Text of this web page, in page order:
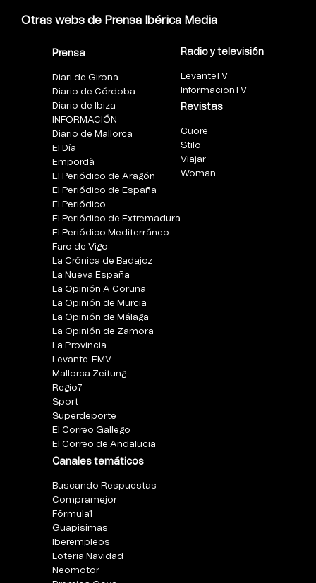
Otras webs de Prensa Ibérica Media
Prensa
Diari de Girona
Diario de Córdoba
Diario de Ibiza
INFORMACIÓN
Diario de Mallorca
El Día
Empordà
El Periódico de Aragón
El Periódico de España
El Periódico
El Periódico de Extremadura
El Periódico Mediterráneo
Faro de Vigo
La Crónica de Badajoz
La Nueva España
La Opinión A Coruña
La Opinión de Murcia
La Opinión de Málaga
La Opinión de Zamora
La Provincia
Levante-EMV
Mallorca Zeitung
Regio7
Sport
Superdeporte
El Correo Gallego
El Correo de Andalucia
Canales temáticos
Buscando Respuestas
Compramejor
Fórmula1
Guapisimas
Iberempleos
Loteria Navidad
Neomotor
Radio y televisión
LevanteTV
InformacionTV
Revistas
Cuore
Stilo
Viajar
Woman